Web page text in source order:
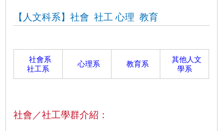
【人文科系】社會 社工 心理 教育
社會系
社工系
心理系 教育系
其他人文
學系
社會／社工學群介紹：